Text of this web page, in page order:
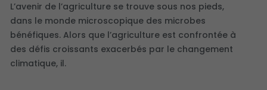
L’avenir de l’agriculture se trouve sous nos pieds,
dans le monde microscopique des microbes
bénéfiques. Alors que l’agriculture est confrontée à
des défis croissants exacerbés par le changement
climatique, il.